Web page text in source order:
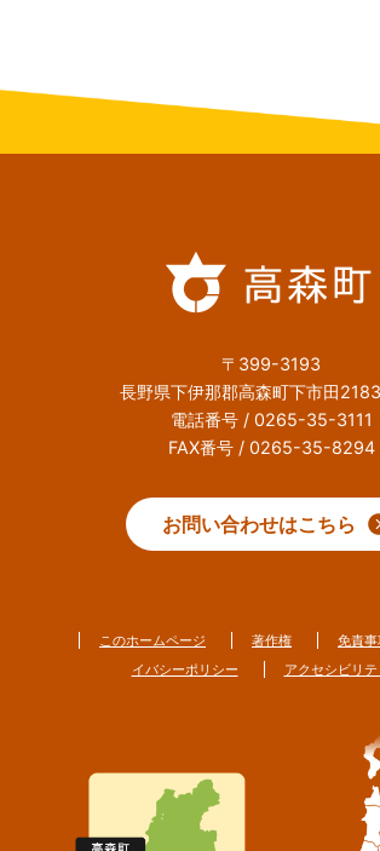
〒399-3193
長野県下伊那郡高森町下市田
電話番号 / 0265-35-3111
FAX番号 / 0265-35-8294
お問い合わせはこちら
このホームページ 著作権 免責
イバシーポリシー
アクセシビリテ